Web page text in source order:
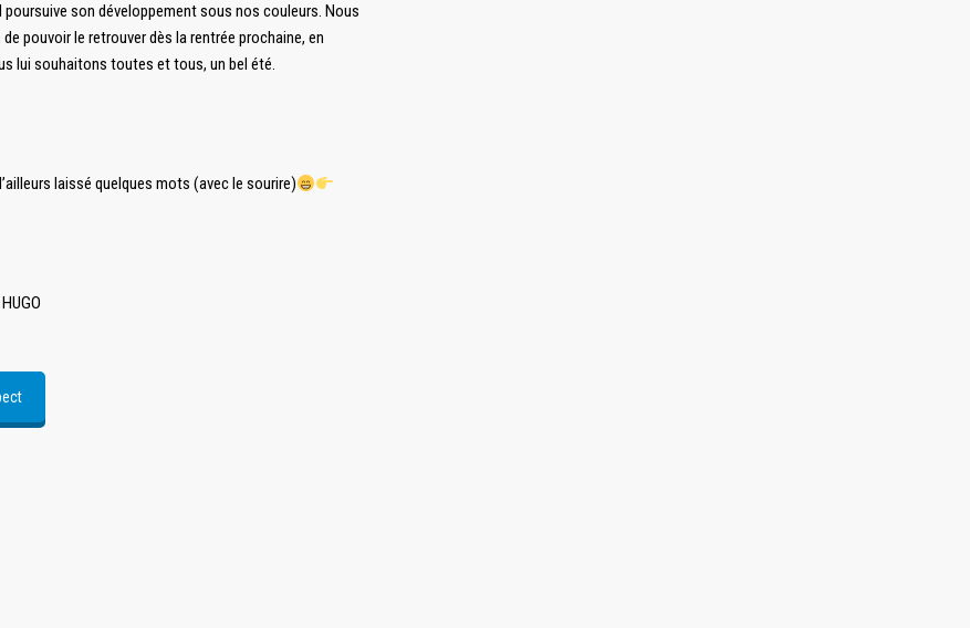
poursuive son développement sous nos couleurs. Nous
pouvoir le retrouver dès la rentrée prochaine, en
lui souhaitons toutes et tous, un bel été.
laissé quelques mots (avec le sourire)